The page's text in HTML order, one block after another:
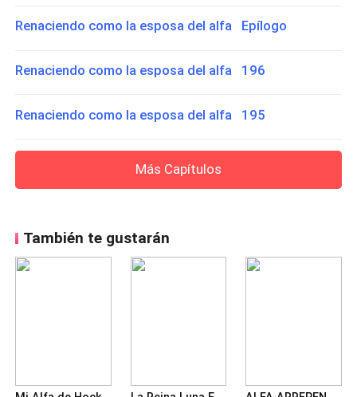
Renaciendo como la esposa del alfa Epílogo
Renaciendo como la esposa del alfa 196
Renaciendo como la esposa del alfa 195
Más Capítulos
También te gustarán